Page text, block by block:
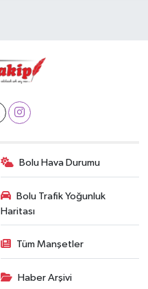
Bolu Hava Durumu
Bolu Trafik Yoğunluk
Haritası
Tüm Manşetler
Haber Arşivi